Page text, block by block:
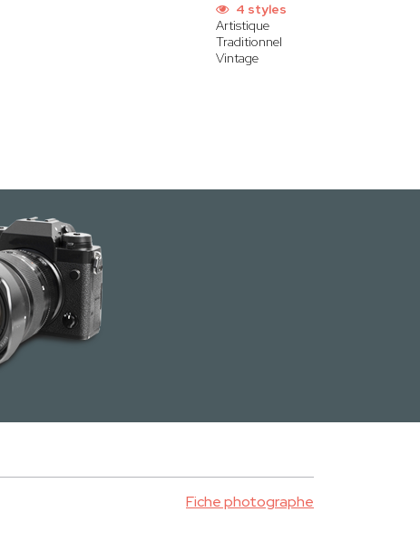
4 styles
Artistique
Traditionnel
Vintage
Fiche photographe